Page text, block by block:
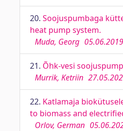
20. Soojuspumbaga
heat pump system.
Muda, Georg 05.06.2019
21. Õhk-vesi
Murrik, Ketriin
22. Katlamaja
to biomass and
Orlov, German